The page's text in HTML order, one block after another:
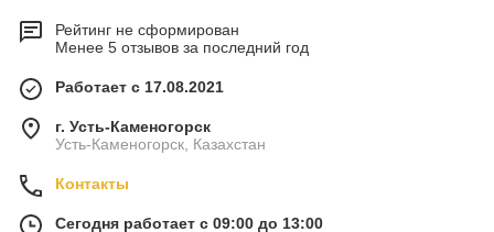
Рейтинг не сформирован
Менее 5 отзывов за последний год
Работает с 17.08.2021
г. Усть-Каменогорск
Усть-Каменогорск, Казахстан
Контакты
Сегодня работает с 09:00 до 13:00